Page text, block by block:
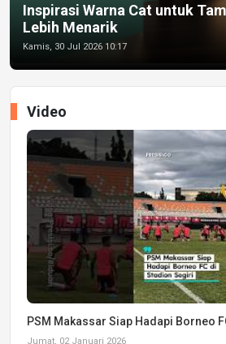
Inspirasi Warna Cat untuk
Lebih Menarik
Kamis, 30 Jul 2026 10:17
Video
PSM Makassar Siap Hadapi Borneo
Jumat, 02 Januari 2026